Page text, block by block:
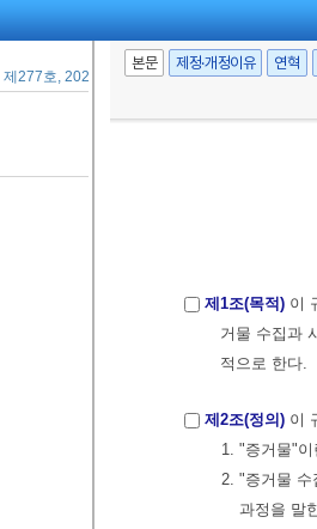
277호, 2022. 11. 3., 일부개정]
본문 제정·개정이유 연혁
제1조(목적) 이
거물 수집과
적으로 한다.
제2조(정의) 이
1. "증거물"
2. "증거물 수
과정을 말